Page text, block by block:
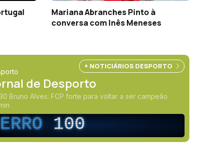
Mariana Abranches Pinto à
conversa com Inês Meneses
de Desporto
18h30 Bruno Alves: FCP forte para voltar a ser campeão
ERRO 100
+ NOTICIÁRIOS DESPORTO